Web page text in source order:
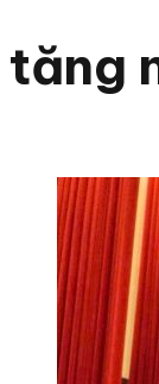
tăng